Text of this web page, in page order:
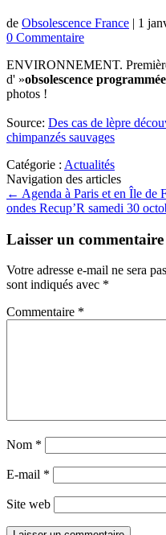
de Obsolescence France | 1
0 Commentaire
ENVIRONNEMENT.
d' »obsolescence programmée
photos !
Source: Des cas de lèpre
chimpanzés sauvages
Catégorie : Actualités
Navigation des articles
← Agenda à Paris et en Île de
ondes Recup’R samedi 30
Laisser un commentaire
Votre adresse e-mail ne sera
sont indiqués avec *
Commentaire *
Nom *
E-mail *
Site web